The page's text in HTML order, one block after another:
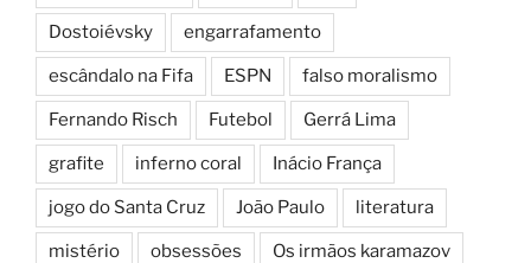
Dostoiévsky engarrafamento
escândalo na Fifa ESPN falso moralismo
Fernando Risch Futebol Gerrá Lima
grafite inferno coral Inácio França
jogo do Santa Cruz João Paulo literatura
mistério obsessões Os irmãos karamazov